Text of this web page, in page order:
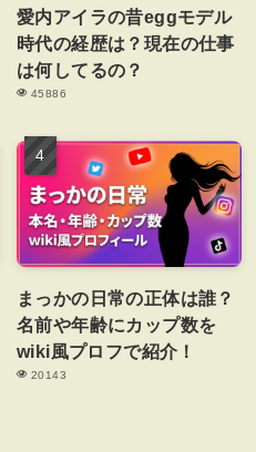
愛内アイラの昔eggモデル
時代の経歴は？現在の仕事
は何してるの？
45886
まっかの日常の正体は誰？
名前や年齢にカップ数を
wiki風プロフで紹介！
20143